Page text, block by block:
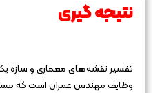
نتیجه‌ گیری
تفسیر نقشه‌های معماری و سازه
وظایف مهندس عمران است که